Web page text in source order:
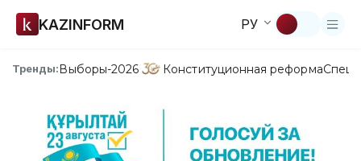
KAZINFORM РУ
Тренды:Выборы-2026 Конституционная реформа